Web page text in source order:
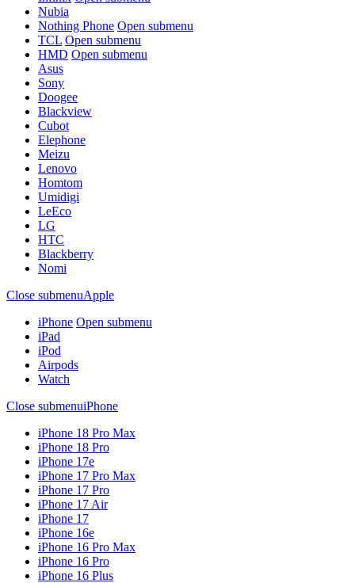
Nubia
Nothing Phone Open submenu
TCL Open submenu
HMD Open submenu
Asus
Sony
Doogee
Blackview
Cubot
Elephone
Meizu
Lenovo
Homtom
Umidigi
LeEco
LG
HTC
Blackberry
Nomi
Close submenuApple
iPhone Open submenu
iPad
iPod
Airpods
Watch
Close submenuiPhone
iPhone 18 Pro Max
iPhone 18 Pro
iPhone 17e
iPhone 17 Pro Max
iPhone 17 Pro
iPhone 17 Air
iPhone 17
iPhone 16e
iPhone 16 Pro Max
iPhone 16 Pro
iPhone 16 Plus